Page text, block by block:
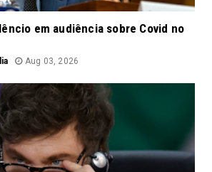
em audiência sobre Covid no
Aug 03, 2026